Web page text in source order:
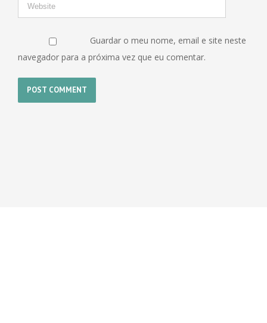
Guardar o meu nome, email e site neste
navegador para a próxima vez que eu comentar.